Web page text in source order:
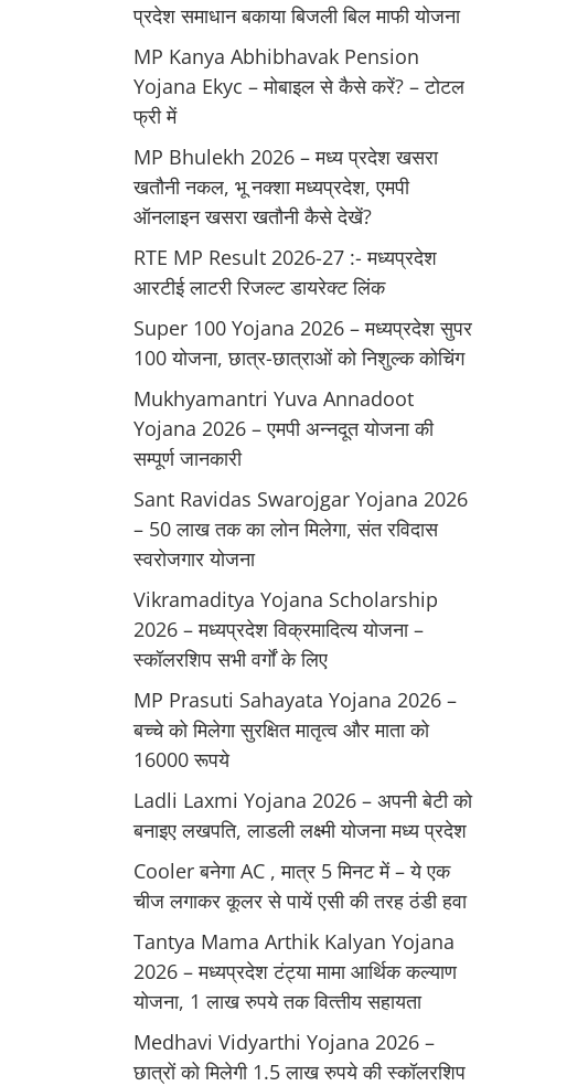
प्रदेश समाधान बकाया बिजली बिल माफी योजना
MP Kanya Abhibhavak Pension
Yojana Ekyc – मोबाइल से कैसे करें? – टोटल
फ्री में
MP Bhulekh 2026 – मध्य प्रदेश खसरा
खतौनी नकल, भू नक्शा मध्यप्रदेश, एमपी
ऑनलाइन खसरा खतौनी कैसे देखें?
RTE MP Result 2026-27 :- मध्‍यप्रदेश
आरटीई लाटरी रिजल्ट डायरेक्ट लिंक
Super 100 Yojana 2026 – मध्यप्रदेश सुपर
100 योजना, छात्र-छात्राओं को निशुल्क कोचिंग
Mukhyamantri Yuva Annadoot
Yojana 2026 – एमपी अन्नदूत योजना की
सम्पूर्ण जानकारी
Sant Ravidas Swarojgar Yojana 2026
– 50 लाख तक का लोन मिलेगा, संत रविदास
स्वरोजगार योजना
Vikramaditya Yojana Scholarship
2026 – मध्‍यप्रदेश विक्रमादित्‍य योजना –
स्‍कॉलरशिप सभी वर्गों के लिए
MP Prasuti Sahayata Yojana 2026 –
बच्चे को मिलेगा सुरक्षित मातृत्व और माता को
16000 रूपये
Ladli Laxmi Yojana 2026 – अपनी बेटी को
बनाइए लखपति, लाडली लक्ष्मी योजना मध्य प्रदेश
Cooler बनेगा AC , मात्र 5 मिनट में – ये एक
चीज लगाकर कूलर से पायें एसी की तरह ठंडी हवा
Tantya Mama Arthik Kalyan Yojana
2026 – मध्‍यप्रदेश टंट्या मामा आर्थिक कल्‍याण
योजना, 1 लाख रुपये तक वित्‍तीय सहायता
Medhavi Vidyarthi Yojana 2026 –
छात्रों को मिलेगी 1.5 लाख रुपये की स्कॉलरशिप